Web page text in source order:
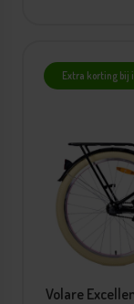
Extra korting bij
Volare